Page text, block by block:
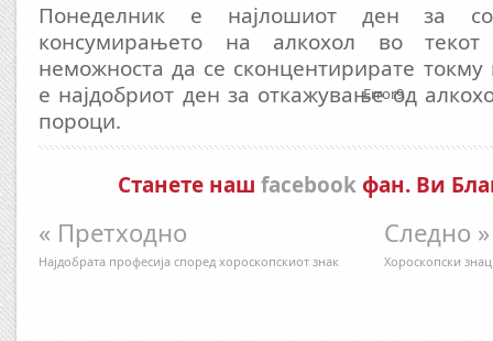
Понеделник е најлошиот ден за
консумирањето на алкохол во
неможноста да се сконцентирирате
е најдобриот ден за откажување од
пороци.
Станете наш facebookфан. Ви
« Претходно
Најдобрата професија според хороскопскиот знак
Следно »
Хороскопски
Error9